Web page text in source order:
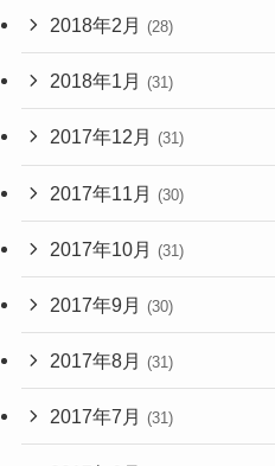
2018年2月 (28)
2018年1月 (31)
2017年12月 (31)
2017年11月 (30)
2017年10月 (31)
2017年9月 (30)
2017年8月 (31)
2017年7月 (31)